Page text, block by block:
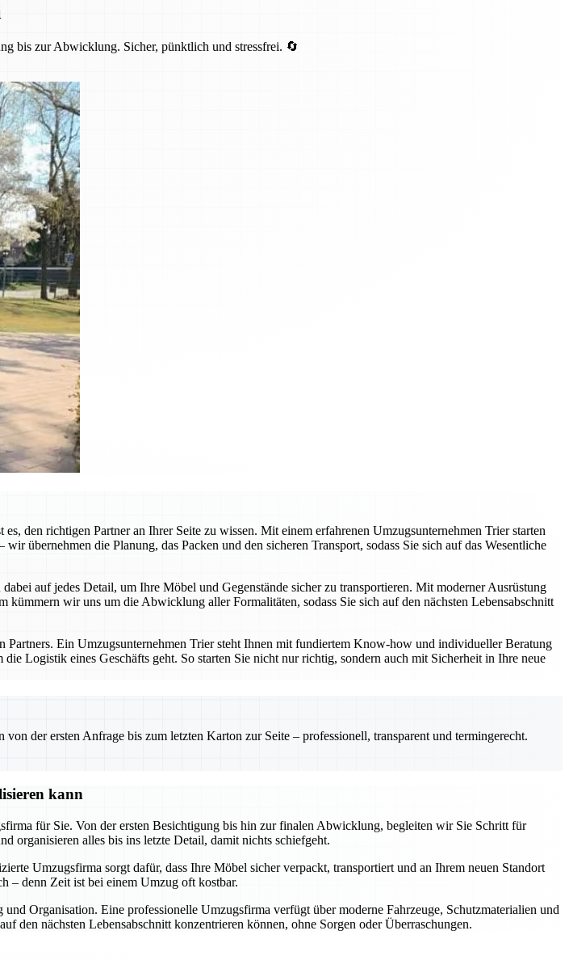
bis zur Abwicklung. Sicher, pünktlich und stressfrei. 🔄
den richtigen Partner an Ihrer Seite zu wissen. Mit einem erfahrenen Umzugsunternehmen Trier starten
übernehmen die Planung, das Packen und den sicheren Transport, sodass Sie sich auf das Wesentliche
auf jedes Detail, um Ihre Möbel und Gegenstände sicher zu transportieren. Mit moderner Ausrüstung
wir uns um die Abwicklung aller Formalitäten, sodass Sie sich auf den nächsten Lebensabschnitt
Ein Umzugsunternehmen Trier steht Ihnen mit fundiertem Know-how und individueller Beratung
Logistik eines Geschäfts geht. So starten Sie nicht nur richtig, sondern auch mit Sicherheit in Ihre neue
der ersten Anfrage bis zum letzten Karton zur Seite – professionell, transparent und termingerecht.
kann
für Sie. Von der ersten Besichtigung bis hin zur finalen Abwicklung, begleiten wir Sie Schritt für
organisieren alles bis ins letzte Detail, damit nichts schiefgeht.
Umzugsfirma sorgt dafür, dass Ihre Möbel sicher verpackt, transportiert und an Ihrem neuen Standort
– denn Zeit ist bei einem Umzug oft kostbar.
Organisation. Eine professionelle Umzugsfirma verfügt über moderne Fahrzeuge, Schutzmaterialien und
den nächsten Lebensabschnitt konzentrieren können, ohne Sorgen oder Überraschungen.